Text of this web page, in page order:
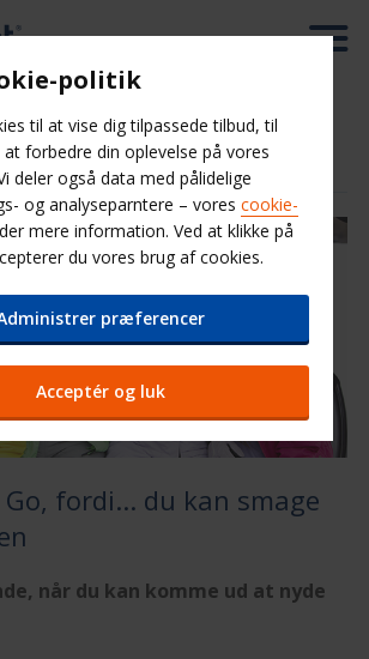
og spar op til
fordi... du kan smage
når du kan komme ud at nyde
politik
til at vise dig tilpassede tilbud, til
forbedre din oplevelse på vores
deler også data med pålidelige
og analyseparntere – vores cookie-
mere information. Ved at klikke på
du vores brug af cookies.
præferencer
Acceptér og luk